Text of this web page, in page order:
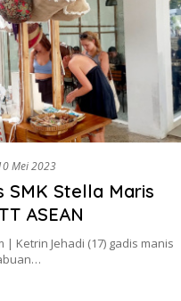
Mei 2023
SMK Stella Maris
ASEAN
Ketrin Jehadi (17) gadis manis